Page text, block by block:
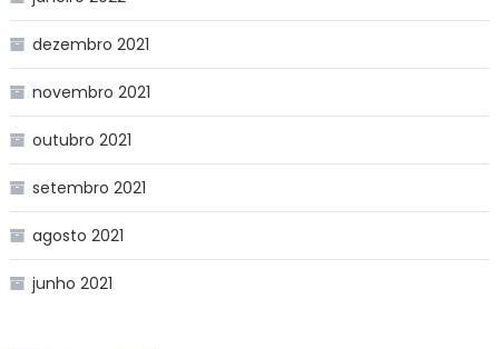
dezembro 2021
novembro 2021
outubro 2021
setembro 2021
agosto 2021
junho 2021